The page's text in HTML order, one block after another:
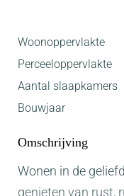
Woonoppervlakte
Perceeloppervlakte
Aantal slaapkamers
Bouwjaar
Omschrijving
Wonen in de
genieten van rust,